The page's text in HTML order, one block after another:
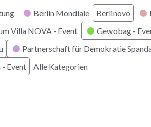
Berlin Mondiale Berlinovo
Villa NOVA - Event Gewobag -
Partnerschaft für Demokratie
Event
Alle Kategorien